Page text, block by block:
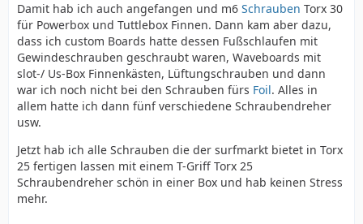
Damit hab ich auch angefangen und m6 Schrauben Torx 30
für Powerbox und Tuttlebox Finnen. Dann kam aber dazu,
dass ich custom Boards hatte dessen Fußschlaufen mit
Gewindeschrauben geschraubt waren, Waveboards mit
slot-/ Us-Box Finnenkästen, Lüftungschrauben und dann
war ich noch nicht bei den Schrauben fürs Foil. Alles in
allem hatte ich dann fünf verschiedene Schraubendreher
usw.
Jetzt hab ich alle Schrauben die der surfmarkt bietet in Torx
25 fertigen lassen mit einem T-Griff Torx 25
Schraubendreher schön in einer Box und hab keinen Stress
mehr.